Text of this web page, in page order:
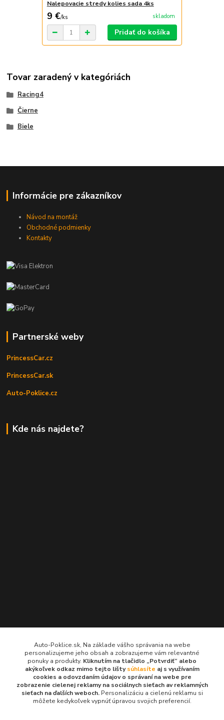
Nalepovacie stredy kolies sada 4ks
9 €/ks skladom
Pridať do košíka
Tovar zaradený v kategóriách
Racing4
Čierne
Biele
Informácie pre zákazníkov
Návod na montáž
Obchodné podmienky
Kontakty
Partnerské weby
PrincessCar.cz
PrincessCar.sk
Auto-Poklice.cz
Kde nás najdete?
Kontakty
Auto-Poklice.sk
(Po-Pia, 8-16 hod.)
info@auto-poklice.sk
Auto-Poklice.sk, Na základe vášho správania na webe
personalizujeme jeho obsah a zobrazujeme vám relevantné
ponuky a produkty. Kliknutím na tlačidlo „Potvrdiť“ alebo
akýkoľvek odkaz mimo tejto lištysúhlasíte aj s využívaním
cookies a odovzdaním údajov o správaní na webe pre
zobrazenie cielenej reklamy na sociálnych sieťach av reklamných
sieťach na ďalších weboch.Personalizáciu a cielenú reklamu si
môžete kedykoľvek vypnúť úpravou svojich preferencií.